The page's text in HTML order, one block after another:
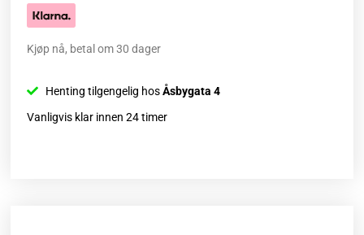
Kjøp nå, betal om 30 dager
Henting tilgengelig hosÅsbygata 4
Vanligvis klar innen 24 timer